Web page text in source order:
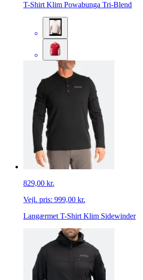
T-Shirt Klim Powabunga Tri-Blend
829,00 kr.
Vejl. pris: 999,00 kr.
Langærmet T-Shirt Klim Sidewinder